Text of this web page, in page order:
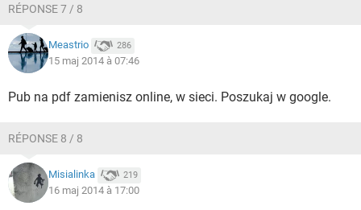
RÉPONSE 7 / 8
Meastrio 286
15 maj 2014 à 07:46
Pub na pdf zamienisz online, w sieci. Poszukaj w google.
RÉPONSE 8 / 8
Misialinka 219
16 maj 2014 à 17:00